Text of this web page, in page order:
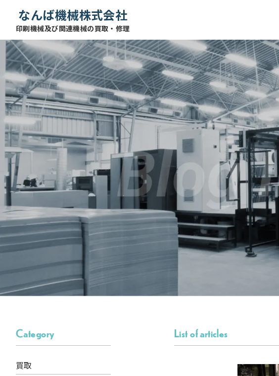
なんば機械株式会社
印刷機械及び関連機械の買取・修理
Category
買取
List of articles